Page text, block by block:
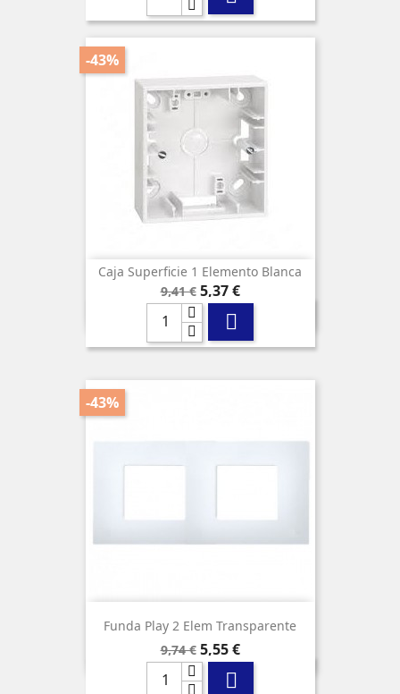
Caja Superficie 1 Elemento Blanca
Precio
base
9,41 €
-43%
Precio
5,37 €

Funda Play 2 Elem Transparente
Precio
base
9,74 €
-43%
Precio
5,55 €
